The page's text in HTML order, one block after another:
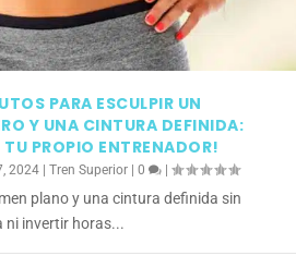
PARA ESCULPIR UN
Y UNA CINTURA DEFINIDA:
TU PROPIO ENTRENADOR!
2024 |Tren Superior |0 |
plano y una cintura definida sin
ni invertir horas...